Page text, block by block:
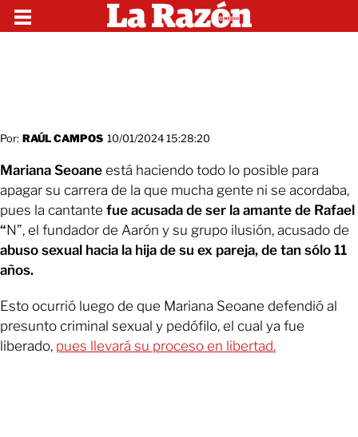
Por: RAÚL CAMPOS 10/01/2024 15:28:20
Mariana Seoane está haciendo todo lo posible para
apagar su carrera de la que mucha gente ni se acordaba,
pues la cantante fue acusada de ser la amante de Rafael
“N”, el fundador de Aarón y su grupo ilusión, acusado de
abuso sexual hacia la hija de su ex pareja, de tan sólo 11
años.
Esto ocurrió luego de que Mariana Seoane defendió al
presunto criminal sexual y pedófilo, el cual ya fue
liberado, pues llevará su proceso en libertad.